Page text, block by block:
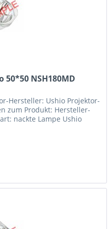
NSH180MD
Hersteller: Ushio Projektor-
zum Produkt: Hersteller-
nackte Lampe Ushio